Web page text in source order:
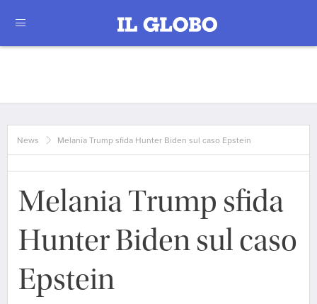
News Melania Trump sfida Hunter Biden sul caso Epstein
Melania Trump sfida
Hunter Biden sul caso
Epstein